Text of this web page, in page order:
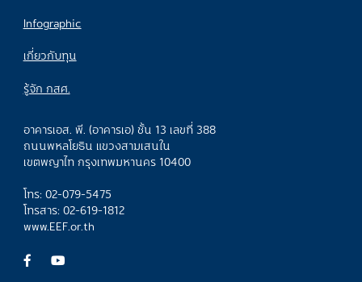
Infographic
เกี่ยวกับทุน
รู้จัก กสศ.
อาคารเอส. พี. (อาคารเอ) ชั้น 13 เลขที่ 388
ถนนพหลโยธิน แขวงสามเสนใน
เขตพญาไท กรุงเทพมหานคร 10400
โทร: 02-079-5475
โทรสาร: 02-619-1812
www.EEF.or.th